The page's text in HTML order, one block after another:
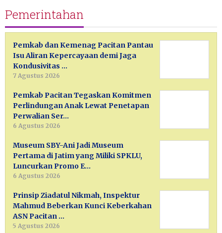
Pemerintahan
Pemkab dan Kemenag Pacitan Pantau
Isu Aliran Kepercayaan demi Jaga
Kondusivitas …
7 Agustus 2026
Pemkab Pacitan Tegaskan Komitmen
Perlindungan Anak Lewat Penetapan
Perwalian Ser…
6 Agustus 2026
Museum SBY-Ani Jadi Museum
Pertama di Jatim yang Miliki SPKLU,
Luncurkan Promo E…
6 Agustus 2026
Prinsip Ziadatul Nikmah, Inspektur
Mahmud Beberkan Kunci Keberkahan
ASN Pacitan …
5 Agustus 2026